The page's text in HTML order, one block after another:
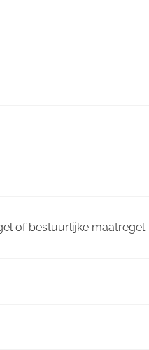
of bestuurlijke maatregel